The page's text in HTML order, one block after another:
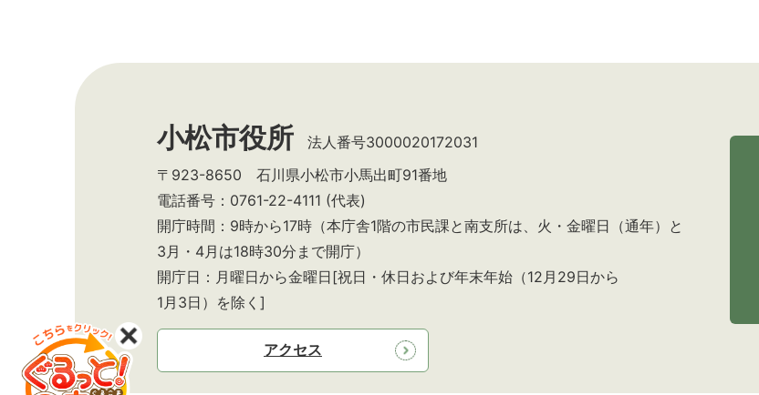
小松市役所
法人番号3000020172031
〒923-8650 石川県小松市小馬出町91番地
電話番号：0761-22-4111 (代表)
開庁時間：9時から17時（本庁舎1階の市民課と南支所は、火・金曜日（通年）と
3月・4月は18時30分まで開庁）
開庁日：月曜日から金曜日[祝日・休日および年末年始（12月29日から
1月3日）を除く]
アクセス